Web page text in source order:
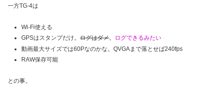
一方TG-4は
Wi-Fi使える
GPSはスタンプだけ。ログはダメ。
ログできるみたい
動画最大サイズでは60Pなのかな。QVGAまで落とせば240fps
RAW保存可能
との事。